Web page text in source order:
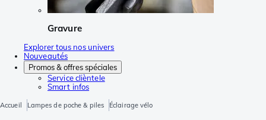
Gravure
Explorer tous nos univers
Nouveautés
Promos & offres spéciales
Service clièntele
Smart infos
Accueil Lampes de poche & piles Éclairage vélo